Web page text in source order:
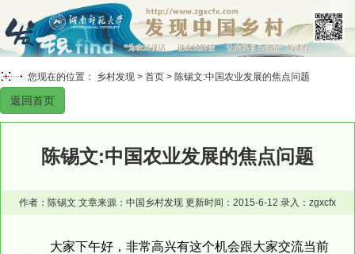
您现在的位置： 乡村发现 > 首页 > 陈锡文:中国农业发展的焦点问题
返回首页
陈锡文:中国农业发展的焦点问题
作者：陈锡文 文章来源：中国乡村发现 更新时间：2015-6-12 录入：zgxcfx
大家下午好，非常高兴有这个机会跟大家交流当前